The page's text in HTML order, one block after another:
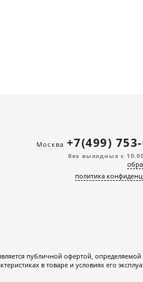
Москва +7(499)
без выходных с
политика
публичной офертой, определяемой
в товаре и условиях его